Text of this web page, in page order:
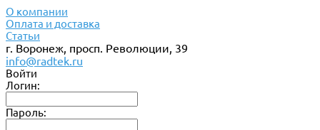
О компании
Оплата и доставка
Статьи
г. Воронеж, просп. Революции, 39
info@radtek.ru
Войти
Логин:
Пароль: